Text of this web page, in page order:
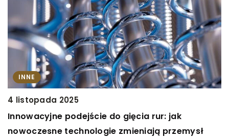
INNE
4 listopada 2025
Innowacyjne podejście do gięcia rur: jak
nowoczesne technologie zmieniają przemysł